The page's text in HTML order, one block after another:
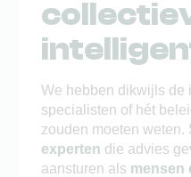
We hebben dikwijls de
specialisten of hét
zouden moeten weten.
experten die advies
aansturen als mensen